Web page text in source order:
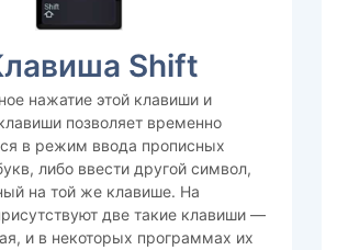
Shift
нажатие этой клавиши и
позволяет временно
в режим ввода прописных
либо ввести другой символ,
на той же клавише. На
две такие клавиши —
и в некоторых программах их